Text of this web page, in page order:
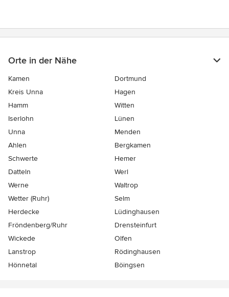
Orte in der Nähe
Kamen
Dortmund
Kreis Unna
Hagen
Hamm
Witten
Iserlohn
Lünen
Unna
Menden
Ahlen
Bergkamen
Schwerte
Hemer
Datteln
Werl
Werne
Waltrop
Wetter (Ruhr)
Selm
Herdecke
Lüdinghausen
Fröndenberg/Ruhr
Drensteinfurt
Wickede
Olfen
Lanstrop
Rödinghausen
Hönnetal
Böingsen